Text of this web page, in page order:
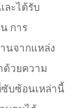
ะได้รับ
การ
นจากแหล่ง
ด้วยความ
ซับซ้อนเหล่านี้